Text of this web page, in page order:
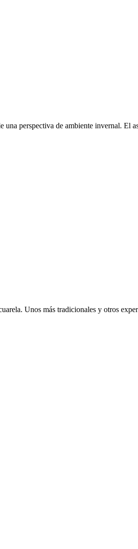
una perspectiva de ambiente invernal. El
Unos más tradicionales y otros